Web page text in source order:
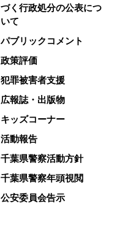
づく行政処分の公表につ
いて
パブリックコメント
政策評価
犯罪被害者支援
広報誌・出版物
キッズコーナー
活動報告
千葉県警察活動方針
千葉県警察年頭視閲
公安委員会告示